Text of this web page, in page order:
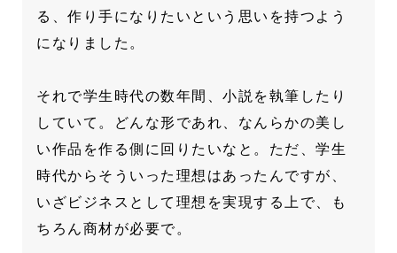
る、作り手になりたいという思いを持つよう
になりました。
それで学生時代の数年間、小説を執筆したり
していて。どんな形であれ、なんらかの美し
い作品を作る側に回りたいなと。ただ、学生
時代からそういった理想はあったんですが、
いざビジネスとして理想を実現する上で、も
ちろん商材が必要で。